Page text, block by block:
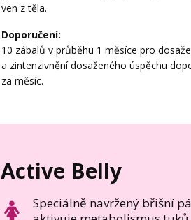
ven z těla.
Doporučení:
10 zábalů v průběhu 1 měsíce pro
a zintenzivnění dosaženého úspěchu
za měsíc.
Active Belly
Speciálně navržený břišní